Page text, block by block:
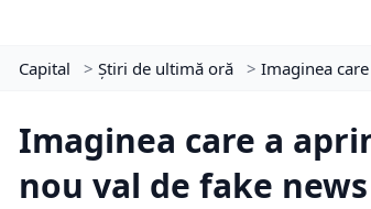
Capital > Știri de ultimă oră > Imaginea
Imaginea care a
nou val de fake news